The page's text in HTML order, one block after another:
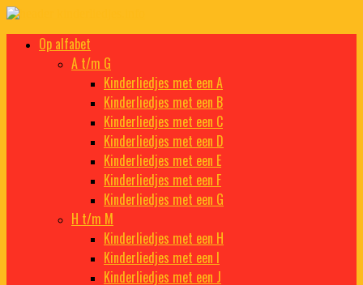
Doorgaan
inhoud
Kinderliedjes
Een grote verzameling oude en nieuwe kinderliedjes
Op alfabet
A t/m G
Kinderliedjes met een A
Kinderliedjes met een B
Kinderliedjes met een C
Kinderliedjes met een D
Kinderliedjes met een E
Kinderliedjes met een F
Kinderliedjes met een G
H t/m M
Kinderliedjes met een H
Kinderliedjes met een I
Kinderliedjes met een J